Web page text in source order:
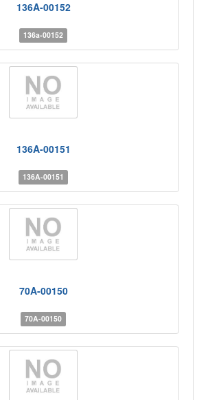
136A-00152
136a-00152
136A-00151
136A-00151
70A-00150
70A-00150